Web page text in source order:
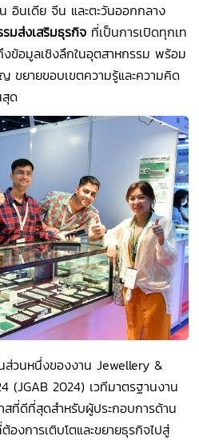
อินเดีย จีน และตะวันออกกลาง
มส่งเสริมธุรกิจ ที่เป็นการเปิดทุกเท
ข้อมูลเชิงลึกในอุตสาหกรรม พร้อม
ขยายขอบเขตความรู้และความคิด
ด
ส่วนหนึ่งของงาน Jewellery &
(JGAB 2024) เวทีมาตรฐานงาน
สที่ดีที่สุดสำหรับผู้ประกอบการด้าน
งการเติบโตและขยายธุรกิจไปสู่